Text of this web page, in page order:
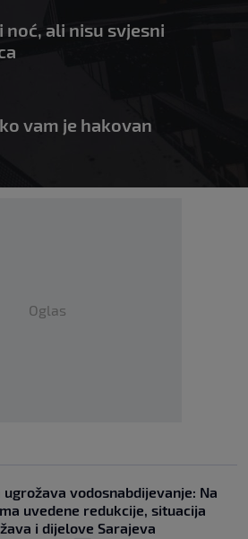
noć, ali nisu svjesni
vam je hakovan
Oglas
ugrožava vodosnabdijevanje: Na
uvedene redukcije, situacija
i dijelove Sarajeva